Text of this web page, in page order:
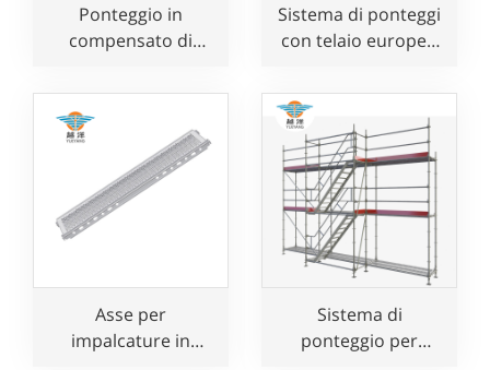
Ponteggio in
compensato di
con botola e
piattaforma con
Sistema di ponteggi
con telaio europeo
vendita
Asse per
impalcature in
Sistema di
ponteggio per